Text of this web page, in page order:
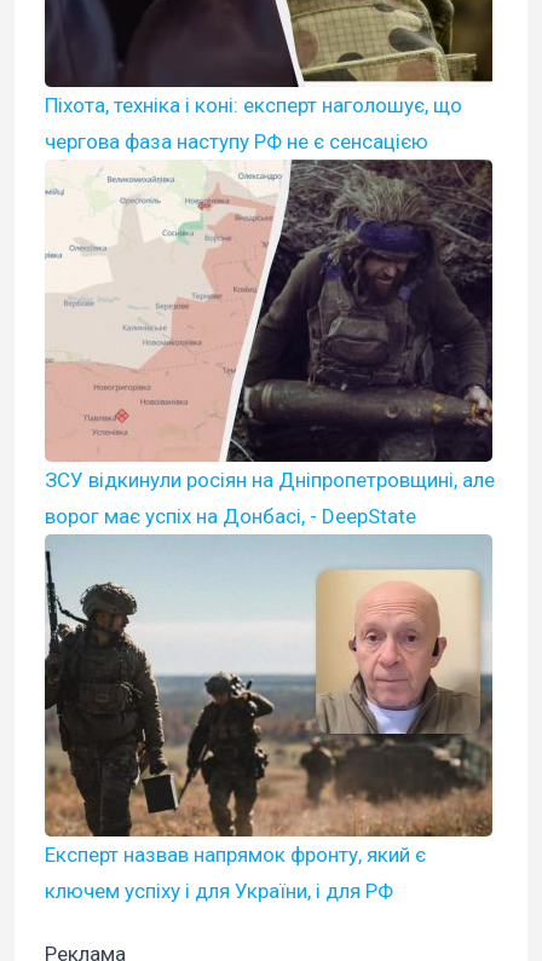
Піхота, техніка і коні: експерт наголошує, що
чергова фаза наступу РФ не є сенсацією
ЗСУ відкинули росіян на Дніпропетровщині, але
ворог має успіх на Донбасі, - DeepState
Експерт назвав напрямок фронту, який є
ключем успіху і для України, і для РФ
Реклама